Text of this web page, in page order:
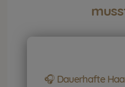
🎧 Dauerhafte